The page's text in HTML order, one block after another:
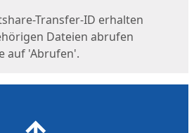
Transfer-ID erhalten
Dateien abrufen
auf 'Abrufen'.